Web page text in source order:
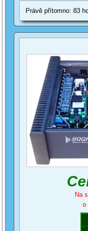
Právě přítomno: 83
Na
o